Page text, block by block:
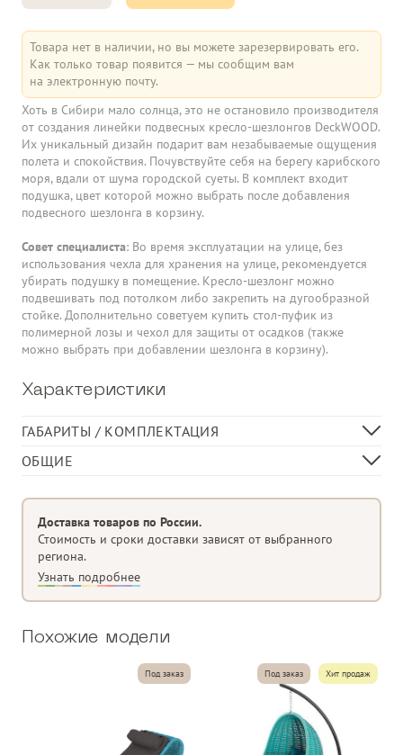
Товара нет в наличии, но вы можете зарезервировать его.
Как только товар появится — мы сообщим вам
на электронную почту.
Хоть в Сибири мало солнца, это не остановило производителя
от создания линейки подвесных кресло-шезлонгов DeckWOOD.
Их уникальный дизайн подарит вам незабываемые ощущения
полета и спокойствия. Почувствуйте себя на берегу карибского
моря, вдали от шума городской суеты. В комплект входит
подушка, цвет которой можно выбрать после добавления
подвесного шезлонга в корзину.
Совет специалиста: Во время эксплуатации на улице, без
использования чехла для хранения на улице, рекомендуется
убирать подушку в помещение. Кресло-шезлонг можно
подвешивать под потолком либо закрепить на дугообразной
стойке. Дополнительно советуем купить стол-пуфик из
полимерной лозы и чехол для защиты от осадков (также
можно выбрать при добавлении шезлонга в корзину).
Характеристики
ГАБАРИТЫ / КОМПЛЕКТАЦИЯ
Габариты шезлонга, см
80 х 75 х 125 (±10 см)
Размер подушки, см
120 х 70 х 10
ОБЩИЕ
Устойчивость к УФ и суровому климату
Большая удобная подушка
Цепочка и 2 карабина в комплекте
Разрешённая нагрузка до
С подушкой под спину и сидение
Полиэстер
Доставка товаров по России.
Стоимость и сроки доставки зависят от выбранного
региона.
Узнать подробнее
Похожие модели
Под заказ Под заказ Хит продаж